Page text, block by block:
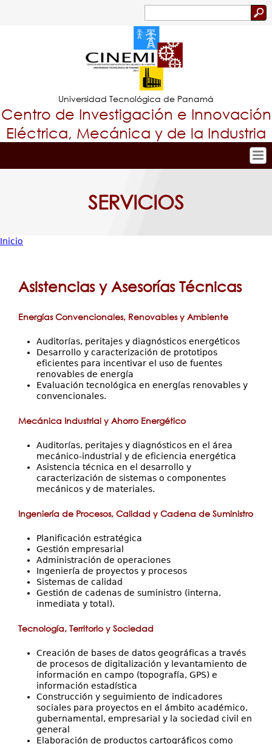
Jump to navigation
Formulario
de
búsqueda
Universidad Tecnológica de Panamá
Centro de Investigación e Innovación
Eléctrica, Mecánica y de la Industria
Nuestro Centro
Personal
Eventos
SERVICIOS
Inicio
Asistencias y Asesorías Técnicas
Energías Convencionales, Renovables y Ambiente
Auditorías, peritajes y diagnósticos energéticos
Desarrollo y caracterización de prototipos
eficientes para incentivar el uso de fuentes
renovables de energía
Evaluación tecnológica en energías renovables y
convencionales.
Mecánica Industrial y Ahorro Energético
Auditorías, peritajes y diagnósticos en el área
mecánico-industrial y de eficiencia energética
Asistencia técnica en el desarrollo y
caracterización de sistemas o componentes
mecánicos y de materiales.
Ingeniería de Procesos, Calidad y Cadena de Suministro
Planificación estratégica
Gestión empresarial
Administración de operaciones
Ingeniería de proyectos y procesos
Sistemas de calidad
Gestión de cadenas de suministro (interna,
inmediata y total).
Tecnología, Territorio y Sociedad
Creación de bases de datos geográficas a través
de procesos de digitalización y levantamiento de
información en campo (topografía, GPS) e
información estadística
Construcción y seguimiento de indicadores
sociales para proyectos en el ámbito académico,
gubernamental, empresarial y la sociedad civil en
general
Elaboración de productos cartográficos como